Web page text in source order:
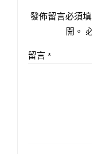
發佈留言必須
開。
留言 *